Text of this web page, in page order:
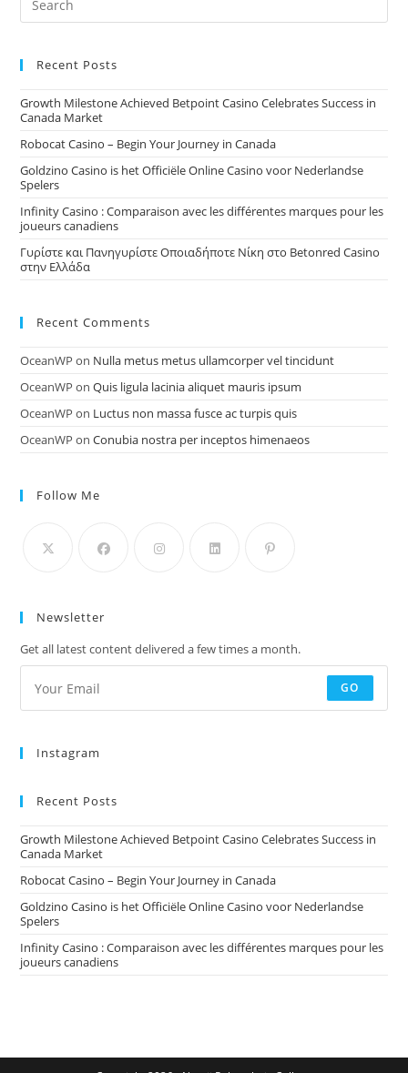
Recent Posts
Growth Milestone Achieved Betpoint Casino Celebrates Success in
Canada Market
Robocat Casino – Begin Your Journey in Canada
Goldzino Casino is het Officiële Online Casino voor Nederlandse
Spelers
Infinity Casino : Comparaison avec les différentes marques pour les
joueurs canadiens
Γυρίστε και Πανηγυρίστε Οποιαδήποτε Νίκη στο Betonred Casino
στην Ελλάδα
Recent Comments
OceanWP on Nulla metus metus ullamcorper vel tincidunt
OceanWP onQuis ligula lacinia aliquet mauris ipsum
OceanWP on Luctus non massa fusce ac turpis quis
OceanWP onConubia nostra per inceptos himenaeos
Follow Me
Newsletter
Get all latest content delivered a few times a month.
GO
Instagram
Recent Posts
Growth Milestone Achieved Betpoint Casino Celebrates Success in
Canada Market
Robocat Casino – Begin Your Journey in Canada
Goldzino Casino is het Officiële Online Casino voor Nederlandse
Spelers
Infinity Casino : Comparaison avec les différentes marques pour les
joueurs canadiens